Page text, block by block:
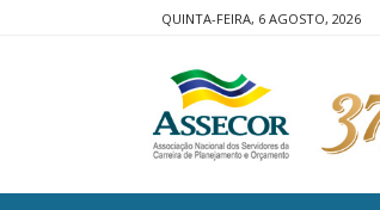
QUINTA-FEIRA, 6 AGOSTO, 2026